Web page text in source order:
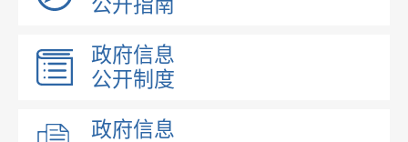
公开指南
政府信息
公开制度
政府信息